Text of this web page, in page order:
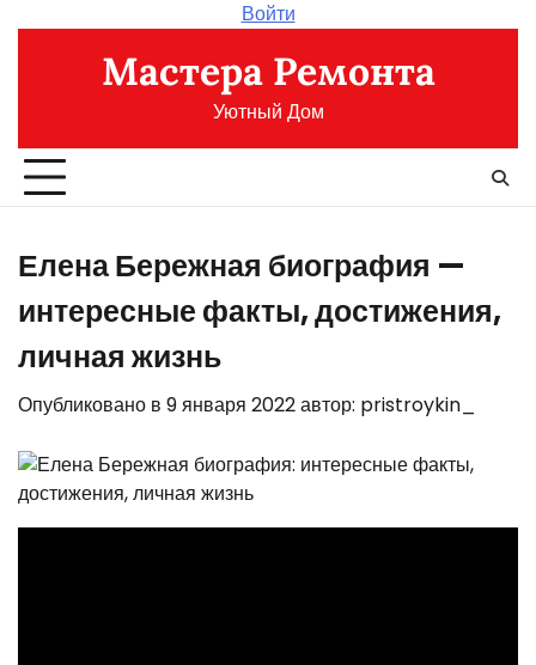
содержимому
Войти
Мастера Ремонта
Уютный Дом
Елена Бережная биография —
интересные факты, достижения,
личная жизнь
Опубликовано в 9 января 2022автор: pristroykin_